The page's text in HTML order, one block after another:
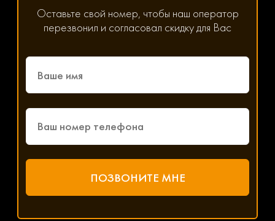
Оставьте свой номер, чтобы наш оператор
перезвонил и согласовал скидку для Вас